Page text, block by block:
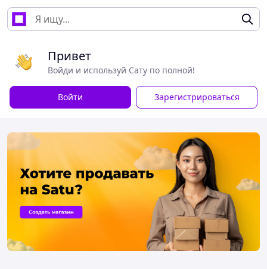
Привет
Войди и используй Сату по полной!
Войти Зарегистрироваться